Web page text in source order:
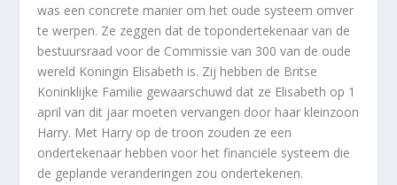
was een concrete manier om het oude systeem omver
te werpen. Ze zeggen dat de topondertekenaar van de
bestuursraad voor de Commissie van 300 van de oude
wereld Koningin Elisabeth is. Zij hebben de Britse
Koninklijke Familie gewaarschuwd dat ze Elisabeth op 1
april van dit jaar moeten vervangen door haar kleinzoon
Harry. Met Harry op de troon zouden ze een
ondertekenaar hebben voor het financiële systeem die
de geplande veranderingen zou ondertekenen.